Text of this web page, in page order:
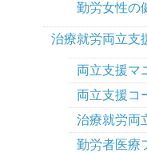
勤労女性の
治療就労両立支
両立支援マ
両立支援コ
治療就労両
勤労者医療